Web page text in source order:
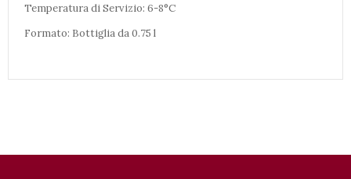
Temperatura di Servizio: 6-8°C
Formato: Bottiglia da 0.75 l